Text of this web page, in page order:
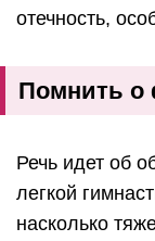
отечность,
Помнить о
Речь идет об
легкой
насколько